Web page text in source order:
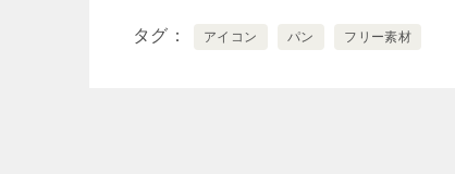
タグ アイコン パン フリー素材